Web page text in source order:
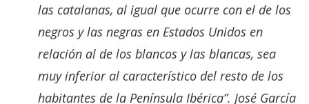
las catalanas, al igual que ocurre con el de los
negros y las negras en Estados Unidos en
relación al de los blancos y las blancas, sea
muy inferior al característico del resto de los
habitantes de la Península Ibérica”. José García